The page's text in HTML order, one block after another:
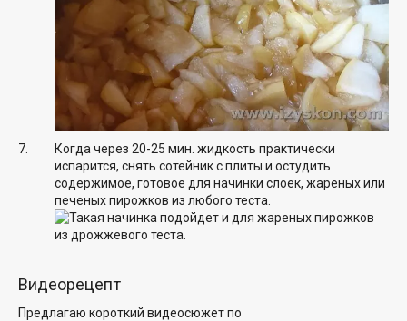
Когда через 20-25 мин. жидкость практически
испарится, снять сотейник с плиты и остудить
содержимое, готовое для начинки слоек, жареных или
печеных пирожков из любого теста.
Видеорецепт
Предлагаю короткий видеосюжет по